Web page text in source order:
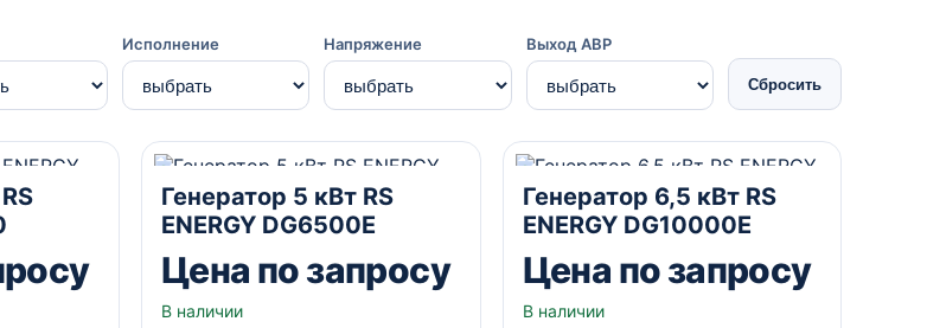
Исполнение Напряжение Выход АВР
Сбросить
Генератор 5 кВт RS
ENERGY DG6500Е
Цена по запросу
В наличии
Генератор 6,5 кВт RS
ENERGY DG10000Е
Цена по запросу
В наличии